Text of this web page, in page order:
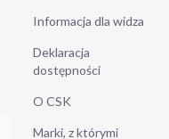
Informacja dla widza
Deklaracja
dostępności
O CSK
Marki, z którymi